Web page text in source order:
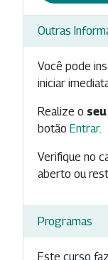
Outras
Você pode
iniciar
Realize o
botão Entrar.
Verifique no
aberto ou
Programas
Este curso